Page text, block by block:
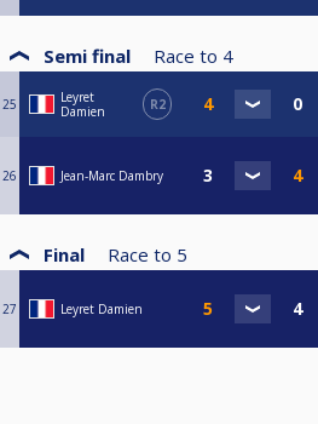
Semi final Race to 4
25
Leyret
Damien
R2
26 Jean-Marc Dambry
Final Race to 5
27 Leyret Damien